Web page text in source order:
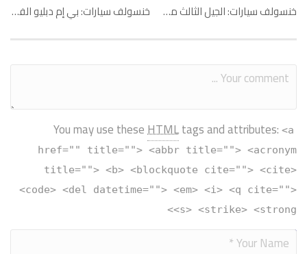
خنسولف سيارات: بي إم دبليو الفئة الخامسة 2021 خنسولف سيارات: الجيل الثالث من بي إم دبليو إكس6
You may use theseHTMLtags and attributes: <a
href="" title=""> <abbr title=""> <acronym
title=""> <b> <blockquote cite=""> <cite>
<code> <del datetime=""> <em> <i> <q cite="">
<s> <strike> <strong>
Alternative: